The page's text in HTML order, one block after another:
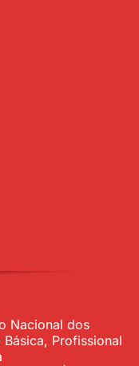
Nacional dos
Profissional